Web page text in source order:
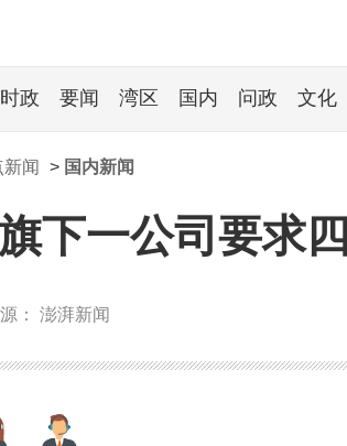
时政 要闻 湾区 国内 问政 文化
闻 > 国内新闻
下一公司要求
： 澎湃新闻